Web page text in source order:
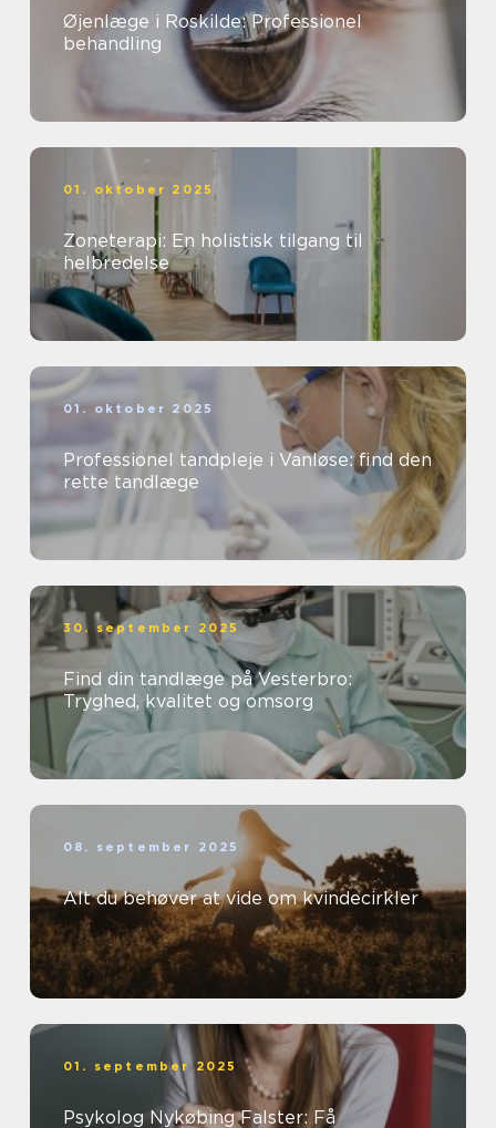
Øjenlæge i Roskilde: Professionel
behandling
01. oktober 2025
Zoneterapi: En holistisk tilgang til
helbredelse
01. oktober 2025
Professionel tandpleje i Vanløse: find den
rette tandlæge
30. september 2025
Find din tandlæge på Vesterbro:
Tryghed, kvalitet og omsorg
08. september 2025
Alt du behøver at vide om kvindecirkler
01. september 2025
Psykolog Nykøbing Falster: Få